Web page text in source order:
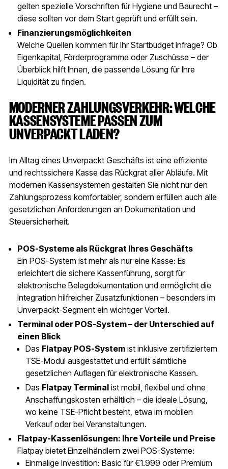
gelten spezielle Vorschriften für Hygiene und Baurecht –
diese sollten vor dem Start geprüft und erfüllt sein.
Finanzierungsmöglichkeiten
Welche Quellen kommen für Ihr Startbudget infrage? Ob
Eigenkapital, Förderprogramme oder Zuschüsse – der
Überblick hilft Ihnen, die passende Lösung für Ihre
Liquidität zu finden.
MODERNER ZAHLUNGSVERKEHR: WELCHE
KASSENSYSTEME PASSEN ZUM
UNVERPACKT LADEN?
Im Alltag eines Unverpackt Geschäfts ist eine effiziente
und rechtssichere Kasse das Rückgrat aller Abläufe. Mit
modernen Kassensystemen gestalten Sie nicht nur den
Zahlungsprozess komfortabler, sondern erfüllen auch alle
gesetzlichen Anforderungen an Dokumentation und
Steuersicherheit.
POS-Systeme als Rückgrat Ihres Geschäfts
Ein POS-System ist mehr als nur eine Kasse: Es
erleichtert die sichere Kassenführung, sorgt für
elektronische Belegdokumentation und ermöglicht die
Integration hilfreicher Zusatzfunktionen – besonders im
Unverpackt-Segment ein wichtiger Vorteil.
Terminal oder POS-System – der Unterschied auf
einen Blick
Das Flatpay POS-Systemist inklusive zertifiziertem
TSE-Modul ausgestattet und erfüllt sämtliche
gesetzlichen Auflagen für elektronische Kassen.
Das Flatpay Terminalist mobil, flexibel und ohne
Anschaffungskosten erhältlich – die ideale Lösung,
wo keine TSE-Pflicht besteht, etwa im mobilen
Verkauf oder bei Veranstaltungen.
Flatpay-Kassenlösungen: Ihre Vorteile und Preise
Flatpay bietet Einzelhändlern zwei POS-Systeme:
Einmalige Investition: Basic für €1.999 oder Premium